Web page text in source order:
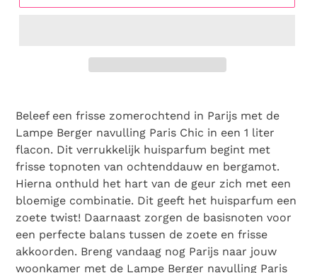
Beleef een frisse zomerochtend in Parijs met de
Lampe Berger navulling Paris Chic in een 1 liter
flacon. Dit verrukkelijk huisparfum begint met
frisse topnoten van ochtenddauw en bergamot.
Hierna onthuld het hart van de geur zich met een
bloemige combinatie. Dit geeft het huisparfum een
zoete twist! Daarnaast zorgen de basisnoten voor
een perfecte balans tussen de zoete en frisse
akkoorden. Breng vandaag nog Parijs naar jouw
woonkamer met de Lampe Berger navulling Paris